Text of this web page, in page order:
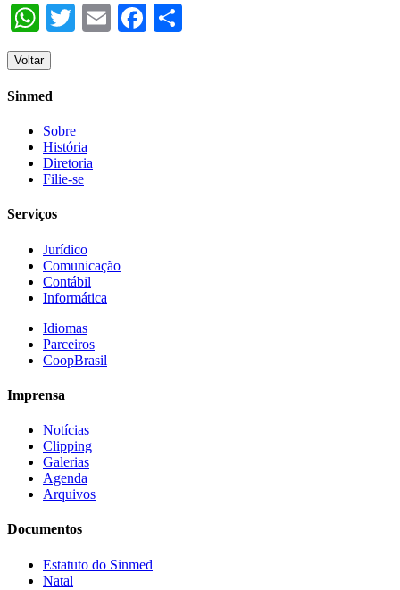
WhatsApp
TwitterEmailFacebook
Voltar
Sinmed
Sobre
História
Diretoria
Filie-se
Serviços
Jurídico
Comunicação
Contábil
Informática
Idiomas
Parceiros
CoopBrasil
Imprensa
Notícias
Clipping
Galerias
Agenda
Arquivos
Documentos
Estatuto do Sinmed
Natal